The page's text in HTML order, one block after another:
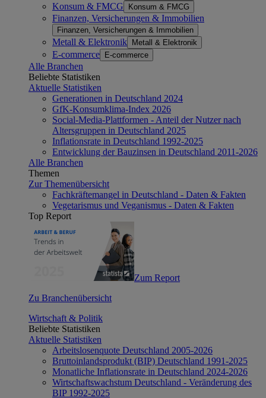
Konsum & FMCG Konsum & FMCG
Finanzen, Versicherungen & Immobilien
Finanzen, Versicherungen & Immobilien
Metall & Elektronik Metall & Elektronik
E-commerce E-commerce
Alle Branchen
Beliebte Statistiken
Aktuelle Statistiken
Generationen in Deutschland 2024
GfK-Konsumklima-Index 2026
Social-Media-Plattformen - Anteil der Nutzer nach
Altersgruppen in Deutschland 2025
Inflationsrate in Deutschland 1992-2025
Entwicklung der Bauzinsen in Deutschland 2011-2026
Alle Branchen
Themen
Zur Themenübersicht
Fachkräftemangel in Deutschland - Daten & Fakten
Vegetarismus und Veganismus - Daten & Fakten
Top Report
Zum Report
Zu Branchenübersicht
Wirtschaft & Politik
Beliebte Statistiken
Aktuelle Statistiken
Arbeitslosenquote Deutschland 2005-2026
Bruttoinlandsprodukt (BIP) Deutschland 1991-2025
Monatliche Inflationsrate in Deutschland 2024-2026
Wirtschaftswachstum Deutschland - Veränderung des
BIP 1992-2025